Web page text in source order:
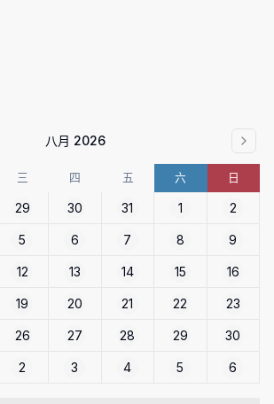
八月 2026
三 四 五 六 日
29 30 31 1 2
5 6 7 8 9
12 13 14 15 16
19 20 21 22 23
26 27 28 29 30
2 3 4 5 6